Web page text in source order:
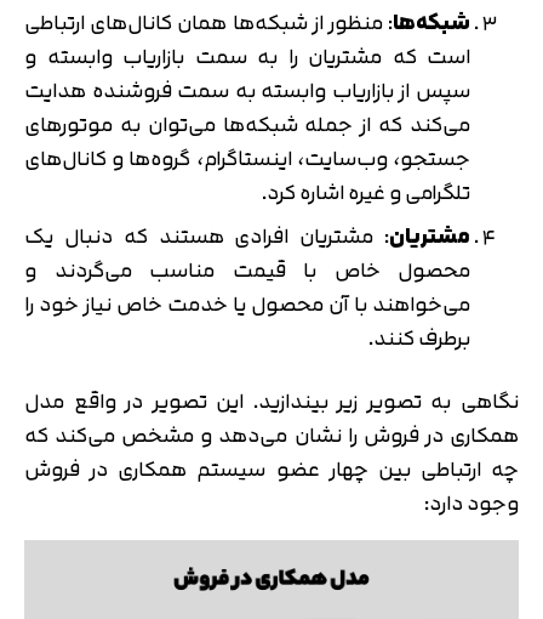
شبکه‌ها: منظور از شبکه‌ها همان کانال‌های ارتباطی
است که مشتریان را به سمت بازاریاب وابسته و
سپس از بازاریاب وابسته به سمت فروشنده هدایت
می‌کند که از جمله شبکه‌ها می‌توان به موتورهای
جستجو، وب‌سایت، اینستاگرام، گروه‌ها و کانال‌های
تلگرامی و غیره اشاره کرد.
مشتریان: مشتریان افرادی هستند که دنبال یک
محصول خاص با قیمت مناسب می‌گردند و
می‌خواهند با آن محصول یا خدمت خاص نیاز خود را
برطرف کنند.
نگاهی به تصویر زیر بیندازید. این تصویر در واقع مدل
همکاری در فروش را نشان می‌دهد و مشخص می‌کند که
چه ارتباطی بین چهار عضو سیستم همکاری در فروش
وجود دارد: